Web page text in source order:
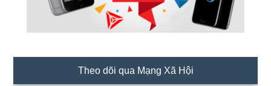
Theo dõi qua Mạng Xã Hội